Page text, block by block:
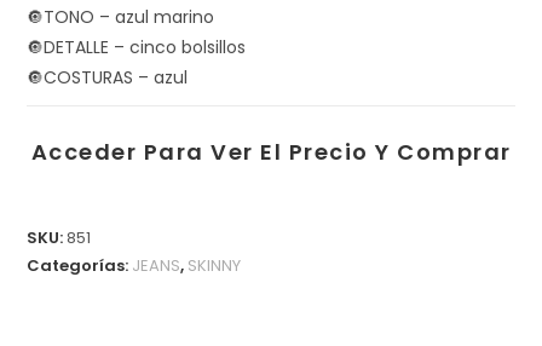
🔘TONO – azul marino
🔘DETALLE – cinco bolsillos
🔘COSTURAS – azul
Acceder Para Ver El Precio Y Comprar
SKU:851
Categorías: JEANS, SKINNY